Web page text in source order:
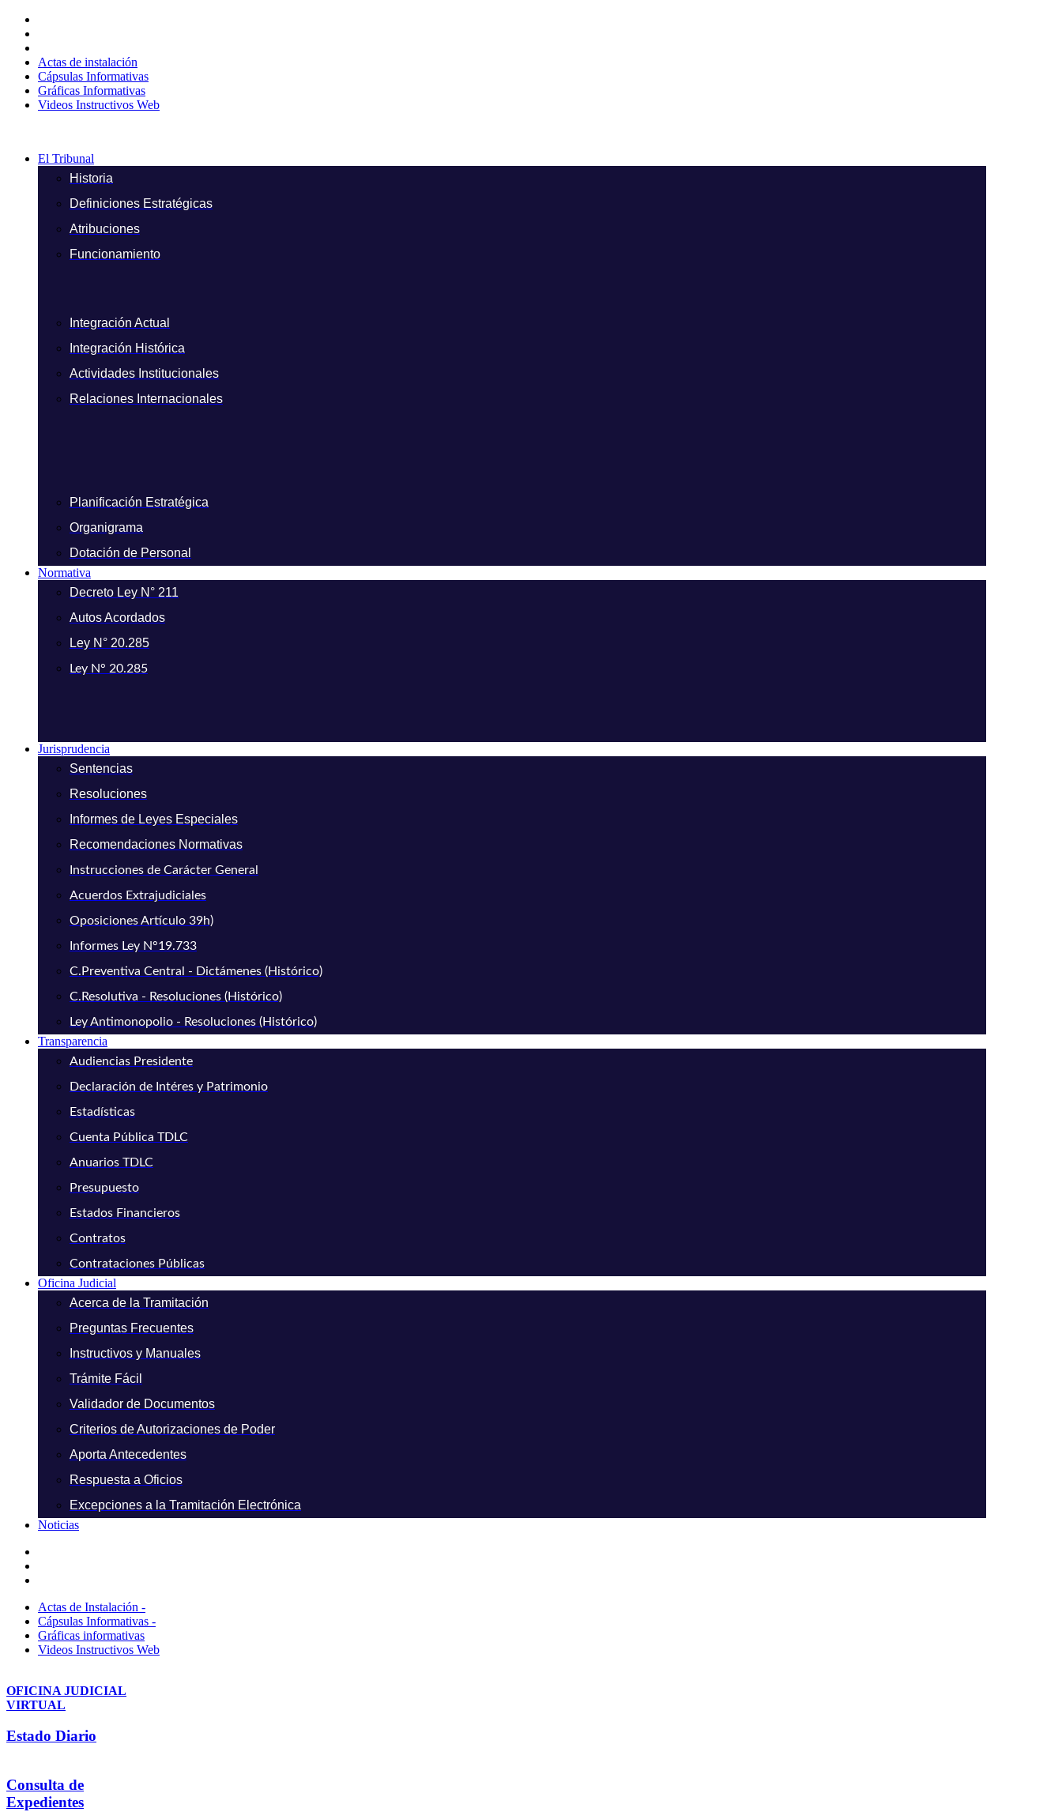
contenido
Actas de instalación
Cápsulas Informativas
Gráficas Informativas
Videos Instructivos Web
El Tribunal
Historia
Definiciones Estratégicas
Atribuciones
Funcionamiento
Integración Actual
Integración Histórica
Actividades Institucionales
Relaciones Internacionales
Planificación Estratégica
Organigrama
Dotación de Personal
Normativa
Decreto Ley N° 211
Autos Acordados
Ley N° 20.285
Ley N° 20.285
Jurisprudencia
Sentencias
Resoluciones
Informes de Leyes Especiales
Recomendaciones Normativas
Instrucciones de Carácter General
Acuerdos Extrajudiciales
Oposiciones Artículo 39h)
Informes Ley N°19.733
C.Preventiva Central - Dictámenes (Histórico)
C.Resolutiva - Resoluciones (Histórico)
Ley Antimonopolio - Resoluciones (Histórico)
Transparencia
Audiencias Presidente
Declaración de Intéres y Patrimonio
Estadísticas
Cuenta Pública TDLC
Anuarios TDLC
Presupuesto
Estados Financieros
Contratos
Contrataciones Públicas
Oficina Judicial
Acerca de la Tramitación
Preguntas Frecuentes
Instructivos y Manuales
Trámite Fácil
Validador de Documentos
Criterios de Autorizaciones de Poder
Aporta Antecedentes
Respuesta a Oficios
Excepciones a la Tramitación Electrónica
Noticias
Actas de Instalación -
Cápsulas Informativas -
Gráficas informativas
Videos Instructivos Web
OFICINA JUDICIAL
VIRTUAL
Estado Diario
Consulta de
Expedientes